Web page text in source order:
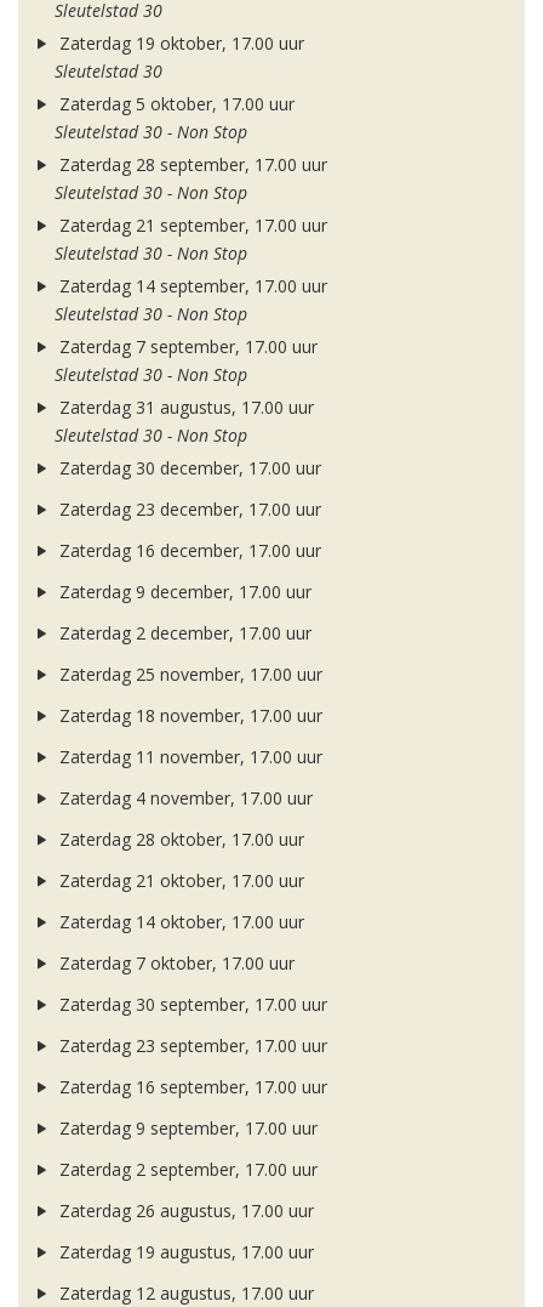
Sleutelstad 30
Zaterdag 19 oktober, 17.00 uur
Sleutelstad 30
Zaterdag 5 oktober, 17.00 uur
Sleutelstad 30 - Non Stop
Zaterdag 28 september, 17.00 uur
Sleutelstad 30 - Non Stop
Zaterdag 21 september, 17.00 uur
Sleutelstad 30 - Non Stop
Zaterdag 14 september, 17.00 uur
Sleutelstad 30 - Non Stop
Zaterdag 7 september, 17.00 uur
Sleutelstad 30 - Non Stop
Zaterdag 31 augustus, 17.00 uur
Sleutelstad 30 - Non Stop
Zaterdag 30 december, 17.00 uur
Zaterdag 23 december, 17.00 uur
Zaterdag 16 december, 17.00 uur
Zaterdag 9 december, 17.00 uur
Zaterdag 2 december, 17.00 uur
Zaterdag 25 november, 17.00 uur
Zaterdag 18 november, 17.00 uur
Zaterdag 11 november, 17.00 uur
Zaterdag 4 november, 17.00 uur
Zaterdag 28 oktober, 17.00 uur
Zaterdag 21 oktober, 17.00 uur
Zaterdag 14 oktober, 17.00 uur
Zaterdag 7 oktober, 17.00 uur
Zaterdag 30 september, 17.00 uur
Zaterdag 23 september, 17.00 uur
Zaterdag 16 september, 17.00 uur
Zaterdag 9 september, 17.00 uur
Zaterdag 2 september, 17.00 uur
Zaterdag 26 augustus, 17.00 uur
Zaterdag 19 augustus, 17.00 uur
Zaterdag 12 augustus, 17.00 uur